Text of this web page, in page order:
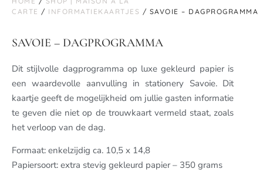
CARTE / INFORMATIEKAARTJES / SAVOIE – DAGPROGRAMMA
SAVOIE – DAGPROGRAMMA
Dit stijlvolle dagprogramma op luxe gekleurd papier is
een waardevolle aanvulling in stationery Savoie. Dit
kaartje geeft de mogelijkheid om jullie gasten informatie
te geven die niet op de trouwkaart vermeld staat, zoals
het verloop van de dag.
Formaat: enkelzijdig ca. 10,5 x 14,8
Papiersoort: extra stevig gekleurd papier – 350 grams